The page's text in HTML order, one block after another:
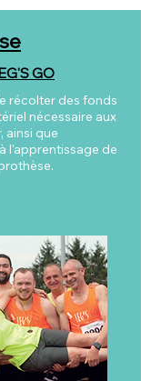
GO
récolter des fonds
nécessaire aux
ainsi que
l'apprentissage de